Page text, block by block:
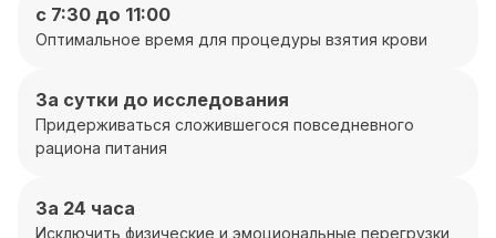
с 7:30 до 11:00
Оптимальное время для процедуры взятия крови
За сутки до исследования
Придерживаться сложившегося повседневного
рациона питания
За 24 часа
Исключить физические и эмоциональные перегрузки,